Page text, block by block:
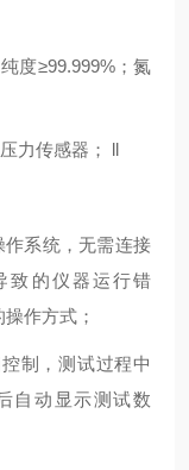
度≥99.999%；氮
力传感器； ll
系统，无需连接
致的仪器运行错
作方式；
制，测试过程中
自动显示测试数